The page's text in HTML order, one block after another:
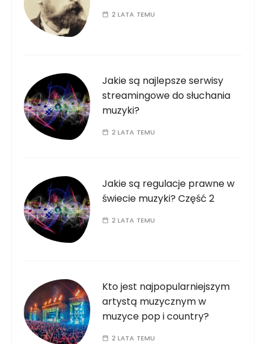
2 LATA TEMU
Jakie są najlepsze serwisy
streamingowe do słuchania
muzyki?
2 LATA TEMU
Jakie są regulacje prawne w
świecie muzyki? Część 2
2 LATA TEMU
Kto jest najpopularniejszym
artystą muzycznym w
muzyce pop i country?
2 LATA TEMU